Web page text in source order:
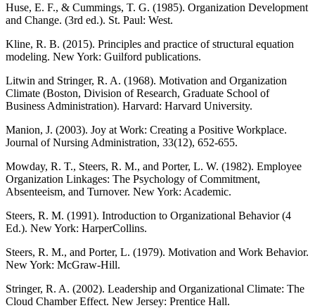
Huse, E. F., & Cummings, T. G. (1985). Organization Development
and Change. (3rd ed.). St. Paul: West.
Kline, R. B. (2015). Principles and practice of structural equation
modeling. New York: Guilford publications.
Litwin and Stringer, R. A. (1968). Motivation and Organization
Climate (Boston, Division of Research, Graduate School of
Business Administration). Harvard: Harvard University.
Manion, J. (2003). Joy at Work: Creating a Positive Workplace.
Journal of Nursing Administration, 33(12), 652-655.
Mowday, R. T., Steers, R. M., and Porter, L. W. (1982). Employee
Organization Linkages: The Psychology of Commitment,
Absenteeism, and Turnover. New York: Academic.
Steers, R. M. (1991). Introduction to Organizational Behavior (4
Ed.). New York: HarperCollins.
Steers, R. M., and Porter, L. (1979). Motivation and Work Behavior.
New York: McGraw-Hill.
Stringer, R. A. (2002). Leadership and Organizational Climate: The
Cloud Chamber Effect. New Jersey: Prentice Hall.